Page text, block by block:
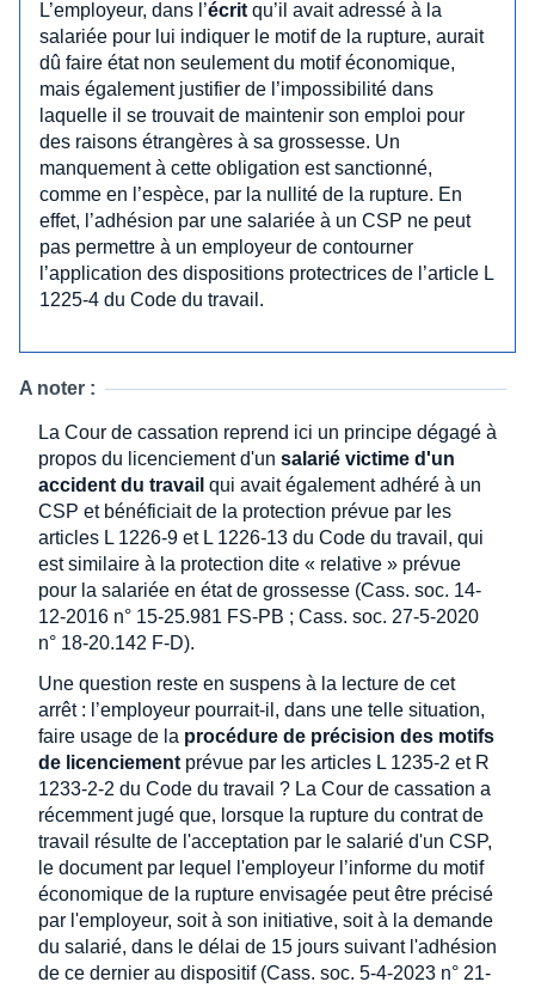
L’employeur, dans l’écrit qu’il avait adressé à la
salariée pour lui indiquer le motif de la rupture, aurait
dû faire état non seulement du motif économique,
mais également justifier de l’impossibilité dans
laquelle il se trouvait de maintenir son emploi pour
des raisons étrangères à sa grossesse. Un
manquement à cette obligation est sanctionné,
comme en l’espèce, par la nullité de la rupture. En
effet, l’adhésion par une salariée à un CSP ne peut
pas permettre à un employeur de contourner
l’application des dispositions protectrices de l’article L
1225-4 du Code du travail.
A noter :
La Cour de cassation reprend ici un principe dégagé à
propos du licenciement d'un salarié victime d'un
accident du travail qui avait également adhéré à un
CSP et bénéficiait de la protection prévue par les
articles L 1226-9 et L 1226-13 du Code du travail, qui
est similaire à la protection dite « relative » prévue
pour la salariée en état de grossesse (Cass. soc. 14-
12-2016 n° 15-25.981 FS-PB ; Cass. soc. 27-5-2020
n° 18-20.142 F-D).
Une question reste en suspens à la lecture de cet
arrêt : l’employeur pourrait-il, dans une telle situation,
faire usage de la procédure de précision des motifs
de licenciement prévue par les articles L 1235-2 et R
1233-2-2 du Code du travail ? La Cour de cassation a
récemment jugé que, lorsque la rupture du contrat de
travail résulte de l'acceptation par le salarié d'un CSP,
le document par lequel l'employeur l’informe du motif
économique de la rupture envisagée peut être précisé
par l'employeur, soit à son initiative, soit à la demande
du salarié, dans le délai de 15 jours suivant l'adhésion
de ce dernier au dispositif (Cass. soc. 5-4-2023 n° 21-